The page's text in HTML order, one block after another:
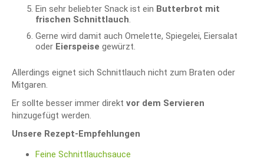
Ein sehr beliebter Snack ist ein Butterbrot mit
frischen Schnittlauch.
Gerne wird damit auch Omelette, Spiegelei, Eiersalat
oder Eierspeise gewürzt.
Allerdings eignet sich Schnittlauch nicht zum Braten oder
Mitgaren.
Er sollte besser immer direkt vor dem Servieren
hinzugefügt werden.
Unsere Rezept-Empfehlungen
Feine Schnittlauchsauce